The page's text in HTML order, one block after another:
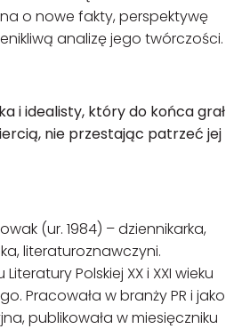
o nowe fakty, perspektywę
analizę jego twórczości.
i idealisty, który do końca grał
nie przestając patrzeć jej
(ur. 1984) – dziennikarka,
literaturoznawczyni.
Polskiej XX i XXI wieku
Pracowała w branży PR i jako
publikowała w miesięczniku